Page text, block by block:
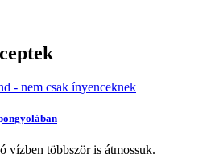
vízben többször is átmossuk.